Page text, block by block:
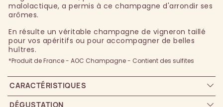
malolactique, a permis à ce champagne d'arrondir ses
arômes.
En résulte un véritable champagne de vigneron taillé
pour vos apéritifs ou pour accompagner de belles
huîtres.
*Produit de France - AOC Champagne - Contient des sulfites
CARACTÉRISTIQUES
DÉGUSTATION